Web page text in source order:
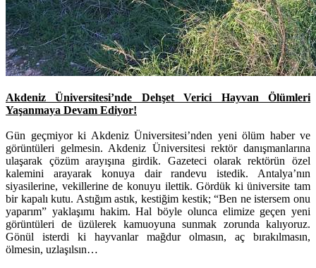
Akdeniz Üniversitesi’nde Dehşet Verici Hayvan Ölümleri
Yaşanmaya Devam Ediyor!
Gün geçmiyor ki Akdeniz Üniversitesi’nden yeni ölüm haber ve
görüntüleri gelmesin. Akdeniz Üniversitesi rektör danışmanlarına
ulaşarak çözüm arayışına girdik. Gazeteci olarak rektörün özel
kalemini arayarak konuya dair randevu istedik. Antalya’nın
siyasilerine, vekillerine de konuyu ilettik. Gördük ki üniversite tam
bir kapalı kutu. Astığım astık, kestiğim kestik; “Ben ne istersem onu
yaparım” yaklaşımı hakim. Hal böyle olunca elimize geçen yeni
görüntüleri de üzülerek kamuoyuna sunmak zorunda kalıyoruz.
Gönül isterdi ki hayvanlar mağdur olmasın, aç bırakılmasın,
ölmesin, uzlaşılsın…